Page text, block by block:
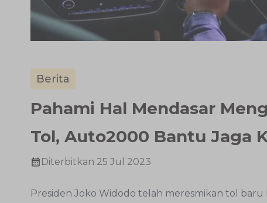
Berita
Pahami Hal Mendasar
Tol, Auto2000 Bantu Jaga
Diterbitkan 25 Jul 2023
Presiden Joko Widodo telah meresmikan tol